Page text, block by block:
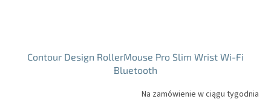
Contour Design RollerMouse Pro Slim Wrist Wi-Fi
Bluetooth
Na zamówienie w ciągu tygodnia